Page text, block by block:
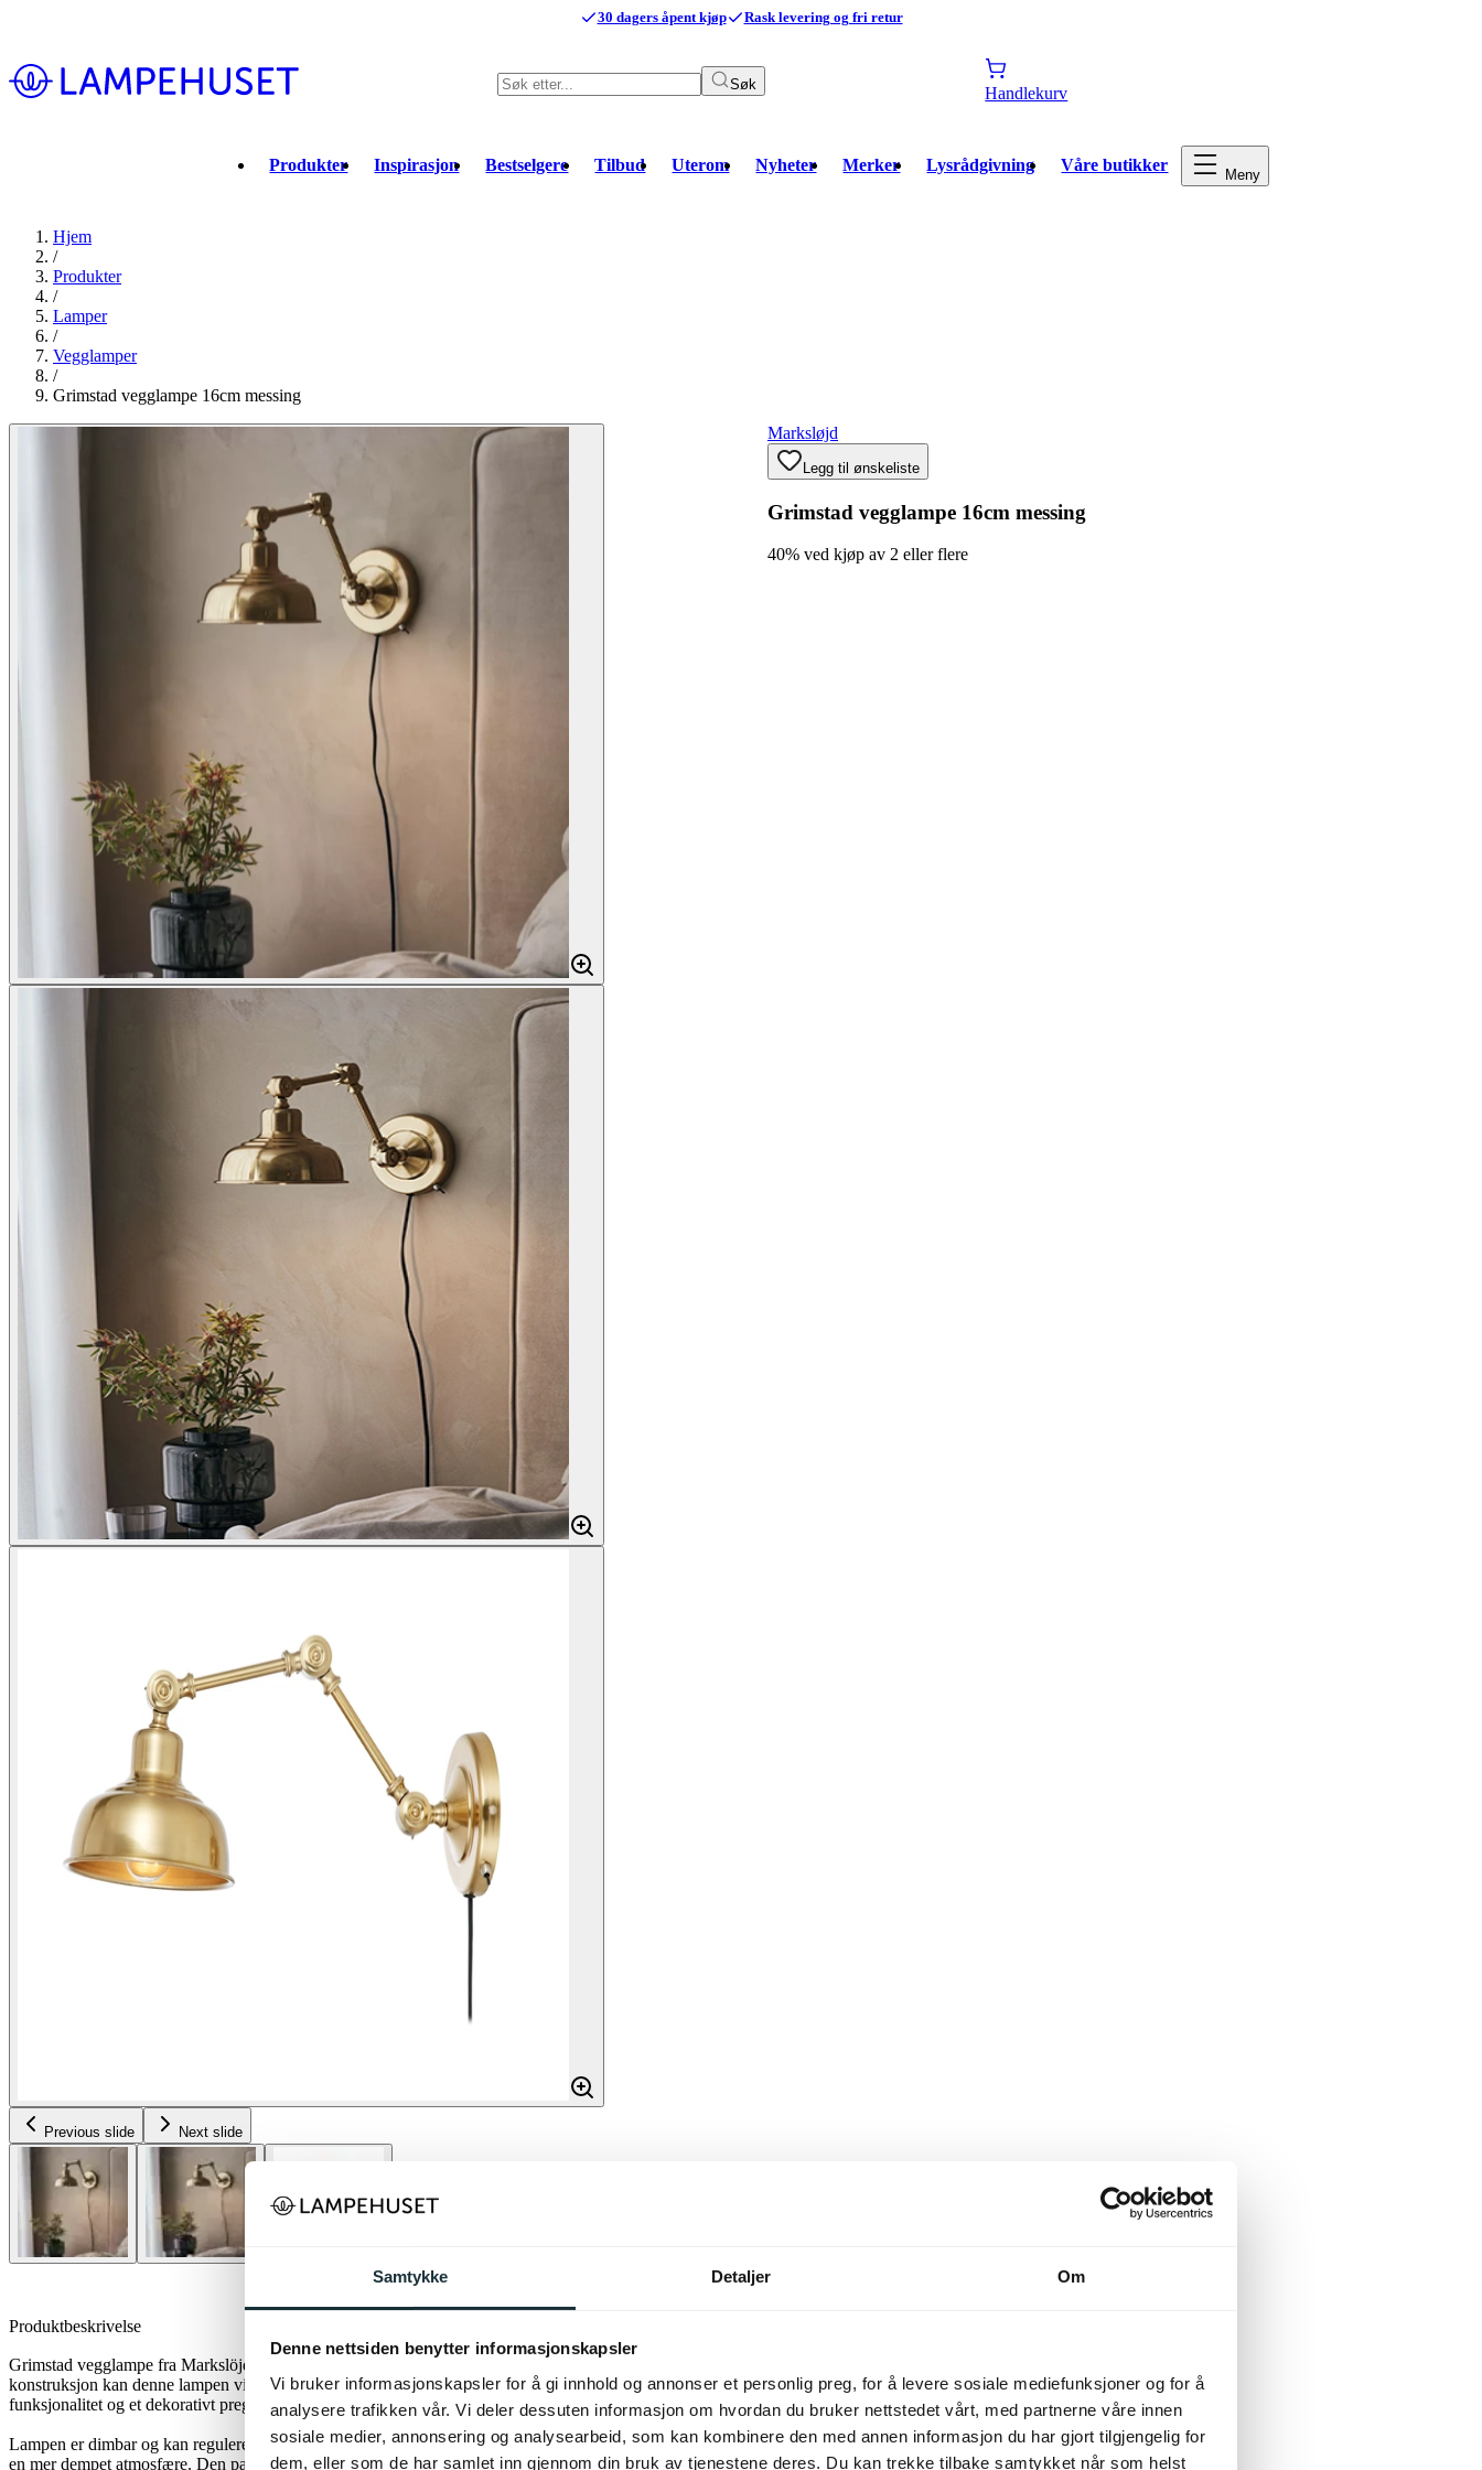
Samtykke Detaljer Om
Denne nettsiden benytter informasjonskapsler
Vi bruker informasjonskapsler for å gi innhold og annonser et personlig preg, for å levere sosiale mediefunksjoner og for å
analysere trafikken vår. Vi deler dessuten informasjon om hvordan du bruker nettstedet vårt, med partnerne våre innen
sosiale medier, annonsering og analysearbeid, som kan kombinere den med annen informasjon du har gjort tilgjengelig for
dem, eller som de har samlet inn gjennom din bruk av tjenestene deres. Du kan trekke tilbake samtykket når som helst
30 dagers åpent kjøp Rask levering og fri retur
Søk Handlekurv
Produkter Inspirasjon Bestselgere Tilbud Uterom Nyheter Merker Lysrådgivning Våre butikker Meny
Hjem
/
Produkter
/
Lamper
/
Vegglamper
/
Grimstad vegglampe 16cm messing
Previous slide Next slide
Marksløjd
Legg til ønskeliste
Grimstad vegglampe 16cm messing
40% ved kjøp av 2 eller flere
Produktbeskrivelse
Grimstad vegglampe fra Markslöjd er et elegant designvalg i mørk messing. Med sin justerbare
konstruksjon kan denne lampen vinkles for å kaste lyset nøyaktig der det trengs. Den gir
funksjonalitet og et dekorativt preg til ethvert rom.
Lampen er dimbar og kan reguleres til ønsket lysstyrke, enten du ønsker et konsentrert arbeidslys eller
en mer dempet atmosfære. Den passer ypperlig som leselampe, men fungerer også utmerket som en